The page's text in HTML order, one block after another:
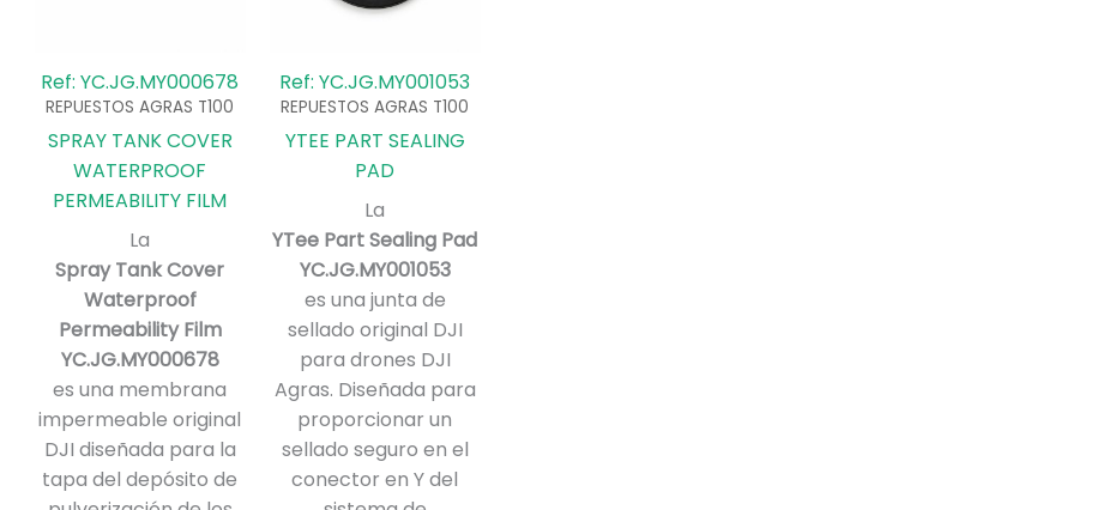
Ref: YC.JG.MY000678
REPUESTOS AGRAS T100
SPRAY TANK COVER
WATERPROOF
PERMEABILITY FILM
La
Spray Tank Cover
Waterproof
Permeability Film
YC.JG.MY000678
es una membrana
impermeable original
DJI diseñada para la
tapa del depósito de
Ref: YC.JG.MY001053
REPUESTOS AGRAS T100
YTEE PART SEALING
PAD
La
YTee Part Sealing Pad
YC.JG.MY001053
es una junta de
sellado original DJI
para drones DJI
Agras. Diseñada para
proporcionar un
sellado seguro en el
conector en Y del